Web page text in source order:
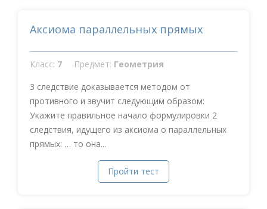
Аксиома параллельных прямых
Класс: 7 Предмет: Геометрия
3 следствие доказывается методом от
противного и звучит следующим образом:
Укажите правильное начало формулировки 2
следствия, идущего из аксиома о параллельных
прямых: … то она...
Пройти тест